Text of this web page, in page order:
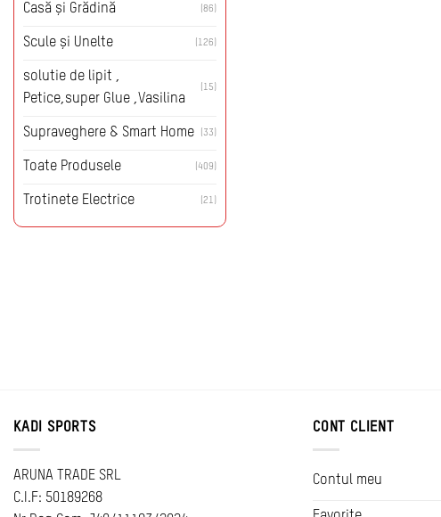
Casă și Grădină (86)
Scule și Unelte (126)
solutie de lipit ,
Petice,super Glue ,Vasilina
(15)
Supraveghere & Smart Home (33)
Toate Produsele (409)
Trotinete Electrice (21)
KADI SPORTS
ARUNA TRADE SRL
C.I.F: 50189268
CONT CLIENT
Contul meu